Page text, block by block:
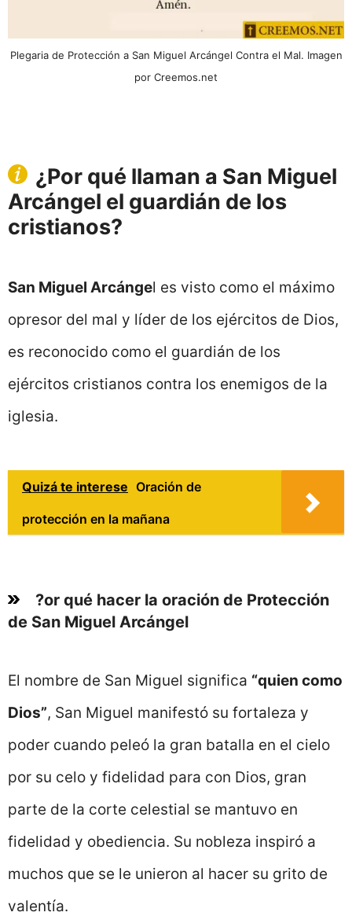
Plegaria de Protección a San Miguel Arcángel Contra el Mal. Imagen
por Creemos.net
¿Por qué llaman a San Miguel
Arcángel el guardián de los
cristianos?
San Miguel Arcángel es visto como el máximo
opresor del mal y líder de los ejércitos de Dios,
es reconocido como el guardián de los
ejércitos cristianos contra los enemigos de la
iglesia.
Quizá te interese Oración de
protección en la mañana
?or qué hacer la oración de Protección
de San Miguel Arcángel
El nombre de San Miguel significa “quien como
Dios”, San Miguel manifestó su fortaleza y
poder cuando peleó la gran batalla en el cielo
por su celo y fidelidad para con Dios, gran
parte de la corte celestial se mantuvo en
fidelidad y obediencia. Su nobleza inspiró a
muchos que se le unieron al hacer su grito de
valentía.